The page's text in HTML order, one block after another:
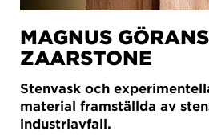
MAGNUS
ZAARSTONE
Stenvask och
material framställda av
industriavfall.